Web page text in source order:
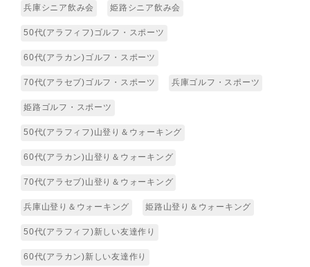
兵庫シニア飲み会 姫路シニア飲み会
50代(アラフィフ)ゴルフ・スポーツ
60代(アラカン)ゴルフ・スポーツ
70代(アラセブ)ゴルフ・スポーツ 兵庫ゴルフ・スポーツ
姫路ゴルフ・スポーツ
50代(アラフィフ)山登り＆ウォーキング
60代(アラカン)山登り＆ウォーキング
70代(アラセブ)山登り＆ウォーキング
兵庫山登り＆ウォーキング 姫路山登り＆ウォーキング
50代(アラフィフ)新しい友達作り
60代(アラカン)新しい友達作り